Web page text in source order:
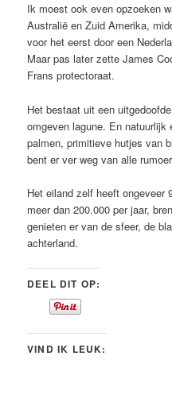
Ik moest ook even opzoeken
Australië en Zuid Amerika,
voor het eerst door een
Maar pas later zette James
Frans protectoraat.
Het bestaat uit een
omgeven lagune. En
palmen, primitieve hutjes van
bent er ver weg van alle
Het eiland zelf heeft ongeveer
meer dan 200.000 per jaar,
genieten er van de sfeer, de
achterland.
DEEL DIT OP:
VIND IK LEUK: